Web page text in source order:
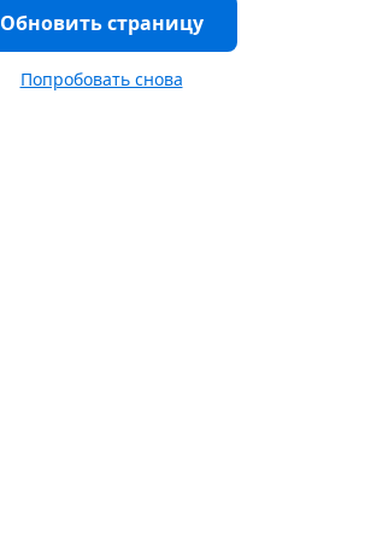
Обновить страницу
Попробовать снова